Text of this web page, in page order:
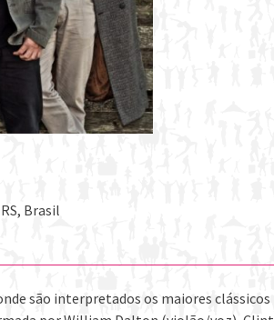
Brasil
são interpretados os maiores clássicos